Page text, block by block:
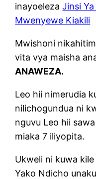
inayoelezaJinsi
Mwenyewe Kiakili
Mwishoni
vita vya maisha
ANAWEZA.
Leo hii nimerudia
nilichogundua ni
nguvu Leo hii
miaka 7 iliyopita.
Ukweli ni kuwa
Yako Ndicho